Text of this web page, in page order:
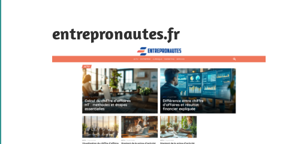
entrepronautes.fr